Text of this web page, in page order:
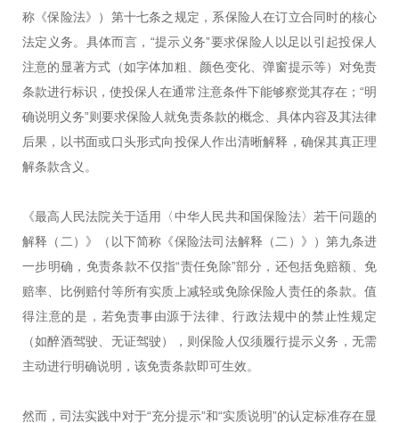
称《保险法》）第十七条之规定，系保险人在订立合同时的核心
法定义务。具体而言，“提示义务”要求保险人以足以引起投保人
注意的显著方式（如字体加粗、颜色变化、弹窗提示等）对免责
条款进行标识，使投保人在通常注意条件下能够察觉其存在；“明
确说明义务”则要求保险人就免责条款的概念、具体内容及其法律
后果，以书面或口头形式向投保人作出清晰解释，确保其真正理
解条款含义。
《最高人民法院关于适用〈中华人民共和国保险法〉若干问题的
解释（二）》（以下简称《保险法司法解释（二）》）第九条进
一步明确，免责条款不仅指“责任免除”部分，还包括免赔额、免
赔率、比例赔付等所有实质上减轻或免除保险人责任的条款。值
得注意的是，若免责事由源于法律、行政法规中的禁止性规定
（如醉酒驾驶、无证驾驶），则保险人仅须履行提示义务，无需
主动进行明确说明，该免责条款即可生效。
然而，司法实践中对于“充分提示”和“实质说明”的认定标准存在显